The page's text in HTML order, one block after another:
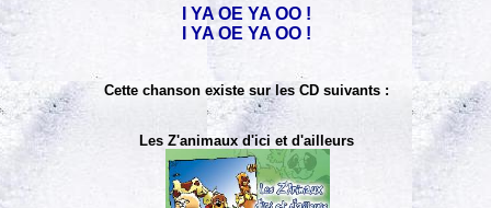
I YA OE YA OO !
I YA OE YA OO !
Cette chanson existe sur les CD suivants :
Les Z'animaux d'ici et d'ailleurs